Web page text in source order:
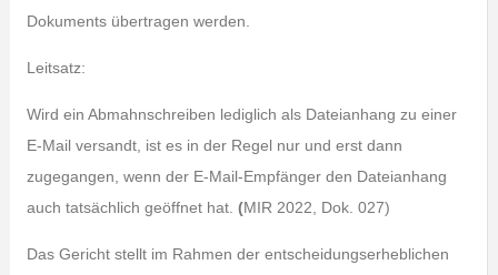
Dokuments übertragen werden.
Leitsatz:
Wird ein Abmahnschreiben lediglich als Dateianhang zu einer
E-Mail versandt, ist es in der Regel nur und erst dann
zugegangen, wenn der E-Mail-Empfänger den Dateianhang
auch tatsächlich geöffnet hat. (MIR 2022, Dok. 027)
Das Gericht stellt im Rahmen der entscheidungserheblichen